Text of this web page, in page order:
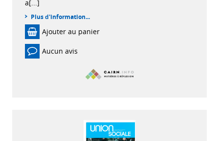
a[...]
Plus d'information...
Ajouter au panier
Aucun avis